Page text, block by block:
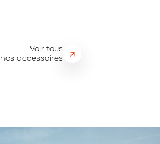
Voir tous
nos accessoires